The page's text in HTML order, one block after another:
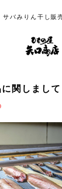
サバみりん干し販
関しまして